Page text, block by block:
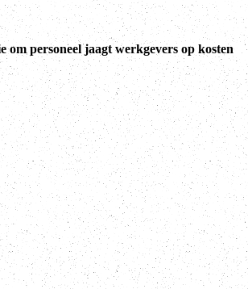
om personeel jaagt werkgevers op kosten